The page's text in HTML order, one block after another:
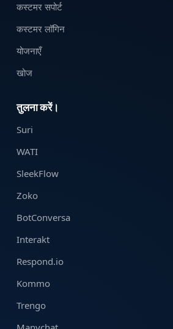
कस्टमर सपोर्ट
कस्टमर लॉगिन
योजनाएँ
खोज
तुलना करें।
Suri
WATI
SleekFlow
Zoko
BotConversa
Interakt
Respond.io
Kommo
Trengo